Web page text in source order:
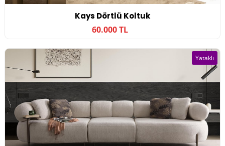
Kays Dörtlü Koltuk
60.000 TL
Yataklı